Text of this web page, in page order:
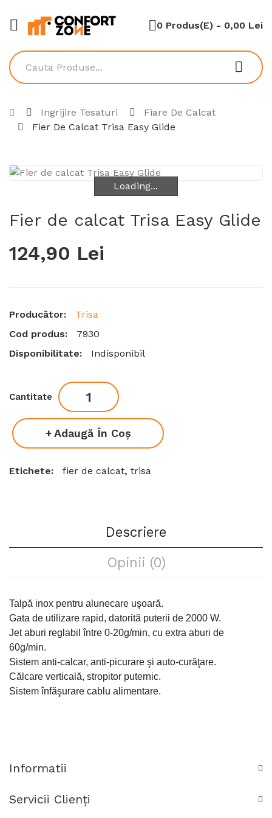
0 Produs(e) - 0,00 Lei
Ingrijire Tesaturi
Fiare De Calcat
Fier De Calcat Trisa Easy Glide
Loading...
Loading...
Fier de calcat Trisa Easy Glide
124,90 Lei
Producător:
Trisa
Cod produs:
7930
Disponibilitate:
Indisponibil
Cantitate
Adaugă În Coş
Etichete: fier de calcat, trisa
Descriere
Opinii (0)
Talpă inox pentru alunecare uşoară.
Gata de utilizare rapid, datorită puterii de 2000 W.
Jet aburi reglabil între 0-20g/min, cu extra aburi de
60g/min.
Sistem anti-calcar, anti-picurare şi auto-curăţare.
Călcare verticală, stropitor puternic.
Sistem înfăşurare cablu alimentare.
Informatii
Servicii Clienţi